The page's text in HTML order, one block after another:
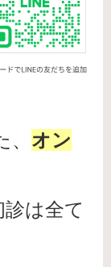
オン
診は全て